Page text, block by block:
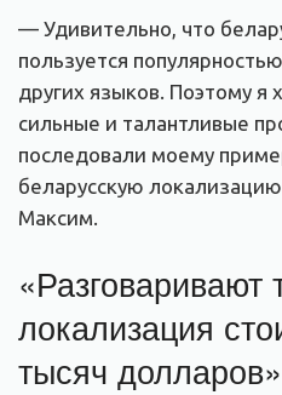
— Удивительно, что
пользуется
других языков. Поэтому я
сильные и талантливые
последовали моему
беларусскую
Максим.
«Разговаривают
локализация
тысяч долларов»